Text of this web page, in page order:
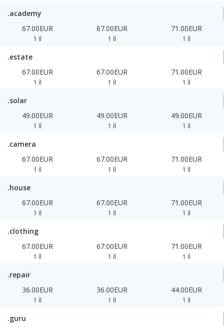
.academy
67.00EUR
1 İl
67.00EUR
1 İl
71.00EUR
1 İl
.estate
67.00EUR
1 İl
67.00EUR
1 İl
71.00EUR
1 İl
.solar
49.00EUR
1 İl
49.00EUR
1 İl
49.00EUR
1 İl
.camera
67.00EUR
1 İl
67.00EUR
1 İl
71.00EUR
1 İl
.house
67.00EUR
1 İl
67.00EUR
1 İl
71.00EUR
1 İl
.clothing
67.00EUR
1 İl
67.00EUR
1 İl
71.00EUR
1 İl
.repair
36.00EUR
1 İl
36.00EUR
1 İl
44.00EUR
1 İl
.guru